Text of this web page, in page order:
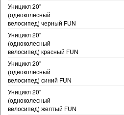
Уницикл 20"
(одноколесный
велосипед) черный FUN
Уницикл 20"
(одноколесный
велосипед) красный FUN
Уницикл 20"
(одноколесный
велосипед) синий FUN
Уницикл 20"
(одноколесный
велосипед) желтый FUN